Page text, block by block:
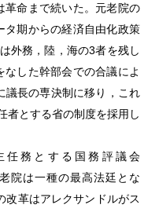
革命まで続いた。元老院の
タ期からの経済自由化政策
外務，陸，海の3者を残し
した幹部会での合議によ
議長の専決制に移り，これ
者とする省の制度を採用し
任務とする国務評議会
院は一種の最高法廷とな
改革はアレクサンドルがス